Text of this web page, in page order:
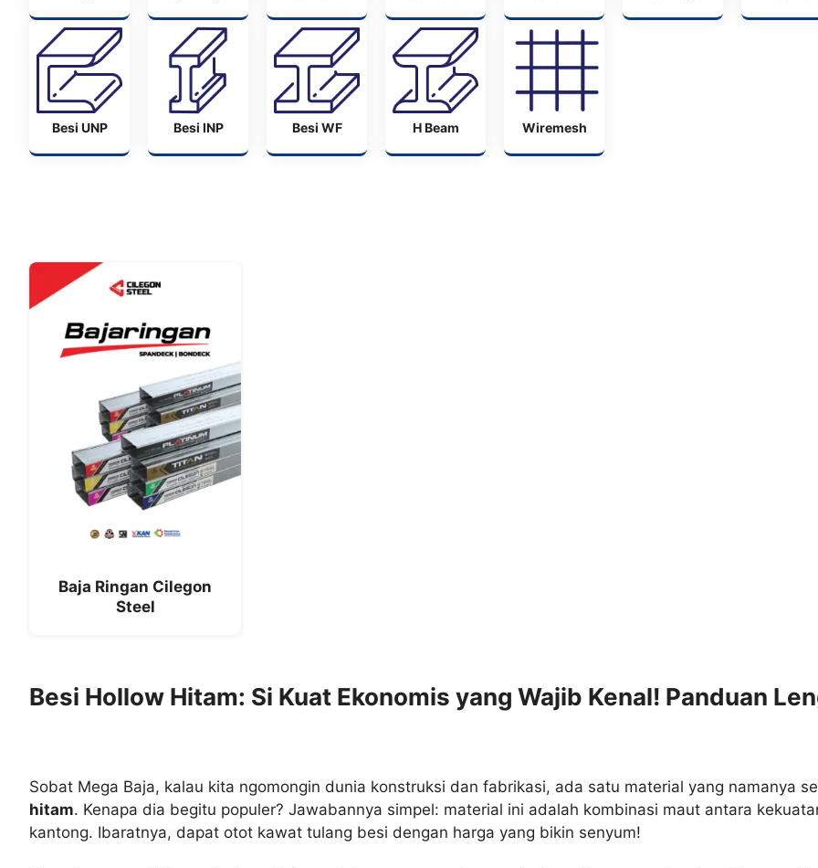
Besi UNP Besi INP Besi WF H Beam Wiremesh
Baja Ringan Cilegon
Steel
Besi Hollow Hitam: Si Kuat Ekonomis yang Wajib Kenal! Panduan
Sobat Mega Baja, kalau kita ngomongin dunia konstruksi dan fabrikasi, ada satu material yang namanya
hitam. Kenapa dia begitu populer? Jawabannya simpel: material ini adalah kombinasi maut antara
kantong. Ibaratnya, dapat otot kawat tulang besi dengan harga yang bikin senyum!